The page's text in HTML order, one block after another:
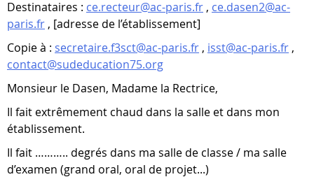
Destinataires : ce.recteur@ac-paris.fr , ce.dasen2@ac-
paris.fr , [adresse de l’établissement]
Copie à : secretaire.f3sct@ac-paris.fr , isst@ac-paris.fr ,
contact@sudeducation75.org
Monsieur le Dasen, Madame la Rectrice,
Il fait extrêmement chaud dans la salle et dans mon
établissement.
Il fait ……….. degrés dans ma salle de classe / ma salle
d’examen (grand oral, oral de projet...)